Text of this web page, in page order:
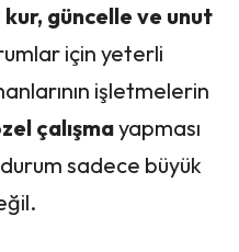
kur, güncelle ve unut
için yeterli
işletmelerin
çalışmayapması
sadece büyük